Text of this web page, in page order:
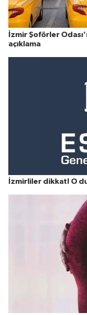
İzmir Şoförler
açıklama
İzmirliler dikkat! O